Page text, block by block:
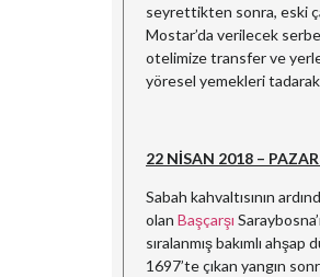
seyrettikten sonra, eski
Mostar’da verilecek
otelimize transfer ve
yöresel yemekleri
22 NİSAN 2018 –
Sabah kahvaltısının
olan Başçarşı
sıralanmış bakımlı
1697’te çıkan yangın